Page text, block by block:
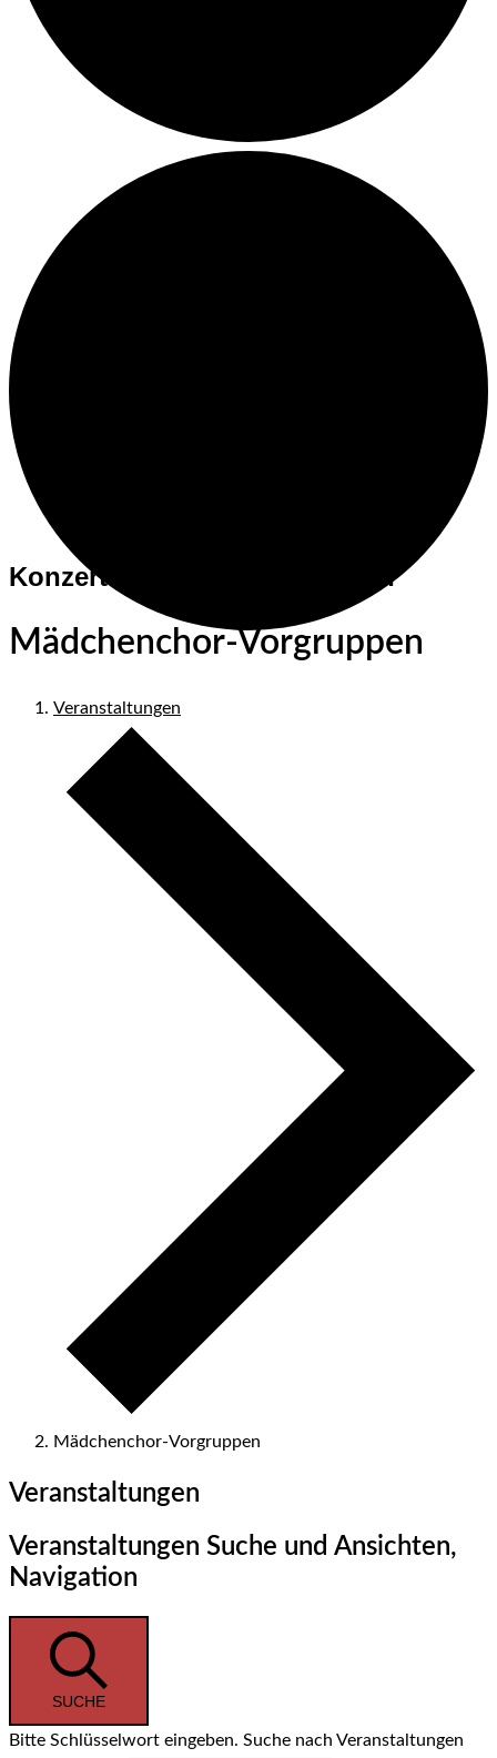
Konzerte und Veranstaltungen
Mädchenchor-Vorgruppen
Veranstaltungen
Mädchenchor-Vorgruppen
Veranstaltungen
Veranstaltungen Suche und Ansichten,
Navigation
SUCHE
Bitte Schlüsselwort eingeben. Suche nach Veranstaltungen